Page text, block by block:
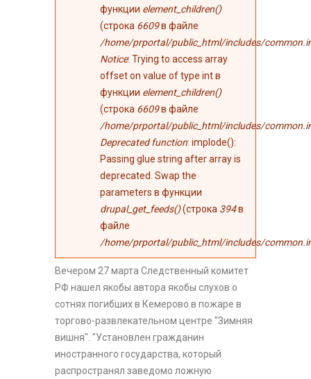
функции element_children()
(строка 6609в файле
/home/prportal/public_html/includes/
Notice: Trying to access array
offset on value of type int в
функции element_children()
(строка 6609в файле
/home/prportal/public_html/includes/
Deprecated function: implode():
Passing glue string after array is
deprecated. Swap the
parameters в функции
drupal_get_feeds()(строка 394в
файле
/home/prportal/public_html/includes/
Вечером 27 марта Следственный комитет
РФ нашел якобы автора якобы слухов о
сотнях погибших в Кемерово в пожаре в
торгово-развлекательном центре "Зимняя
вишня". "Установлен гражданин
иностранного государства, который
распространял заведомо ложную